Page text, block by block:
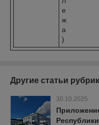
е
ж
а
)
Другие статьи
30.10.2025